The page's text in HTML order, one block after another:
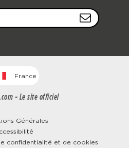
France
- Le site officiel
Générales
confidentialité et de cookies